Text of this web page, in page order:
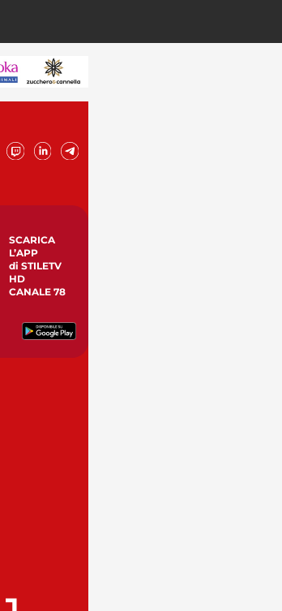
SCARICA
L’APP
di STILETV
HD
CANALE 78